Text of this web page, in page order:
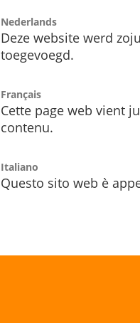
Nederlands
Deze website werd
toegevoegd.
Français
Cette page web vient
contenu.
Italiano
Questo sito web è